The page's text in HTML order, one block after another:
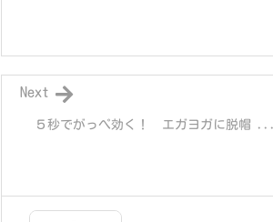
５秒でがっぺ効く！ エガヨガに脱帽 ...
Next